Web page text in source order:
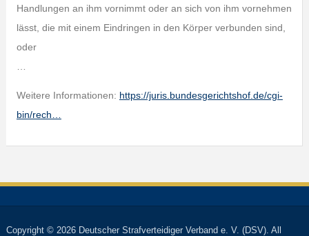
Handlungen an ihm vornimmt oder an sich von ihm vornehmen
lässt, die mit einem Eindringen in den Körper verbunden sind,
oder
Weitere Informationen: https://juris.bundesgerichtshof.de/cgi-
bin/rech…
Copyright © 2026 Deutscher Strafverteidiger Verband e. V. (DSV). All